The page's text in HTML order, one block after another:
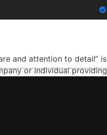
and attention to detail”
or individual